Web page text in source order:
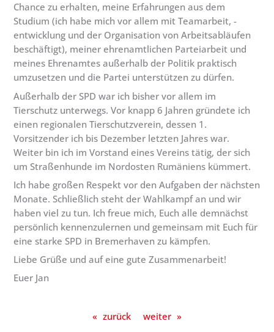
Chance zu erhalten, meine Erfahrungen aus dem
Studium (ich habe mich vor allem mit Teamarbeit, -
entwicklung und der Organisation von Arbeitsabläufen
beschäftigt), meiner ehrenamtlichen Parteiarbeit und
meines Ehrenamtes außerhalb der Politik praktisch
umzusetzen und die Partei unterstützen zu dürfen.
Außerhalb der SPD war ich bisher vor allem im
Tierschutz unterwegs. Vor knapp 6 Jahren gründete ich
einen regionalen Tierschutzverein, dessen 1.
Vorsitzender ich bis Dezember letzten Jahres war.
Weiter bin ich im Vorstand eines Vereins tätig, der sich
um Straßenhunde im Nordosten Rumäniens kümmert.
Ich habe großen Respekt vor den Aufgaben der nächsten
Monate. Schließlich steht der Wahlkampf an und wir
haben viel zu tun. Ich freue mich, Euch alle demnächst
persönlich kennenzulernen und gemeinsam mit Euch für
eine starke SPD in Bremerhaven zu kämpfen.
Liebe Grüße und auf eine gute Zusammenarbeit!
Euer Jan
« zurück weiter »